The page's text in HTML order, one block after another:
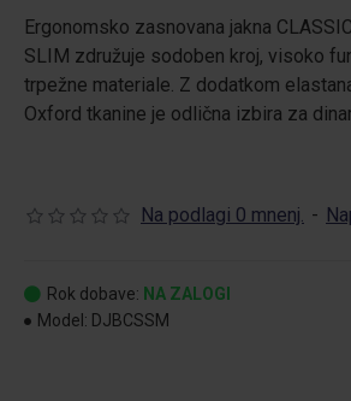
Ergonomsko zasnovana jakna
SLIM združuje sodoben kroj, visoko
trpežne materiale. Z dodatkom
Oxford tkanine je odlična izbira za
Na podlagi 0 mnenj. -
Rok dobave: NA ZALOGI
Model: DJBCSSM